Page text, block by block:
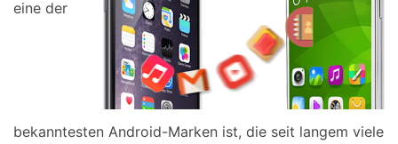
eine der
bekanntesten Android-Marken ist, die seit langem viele